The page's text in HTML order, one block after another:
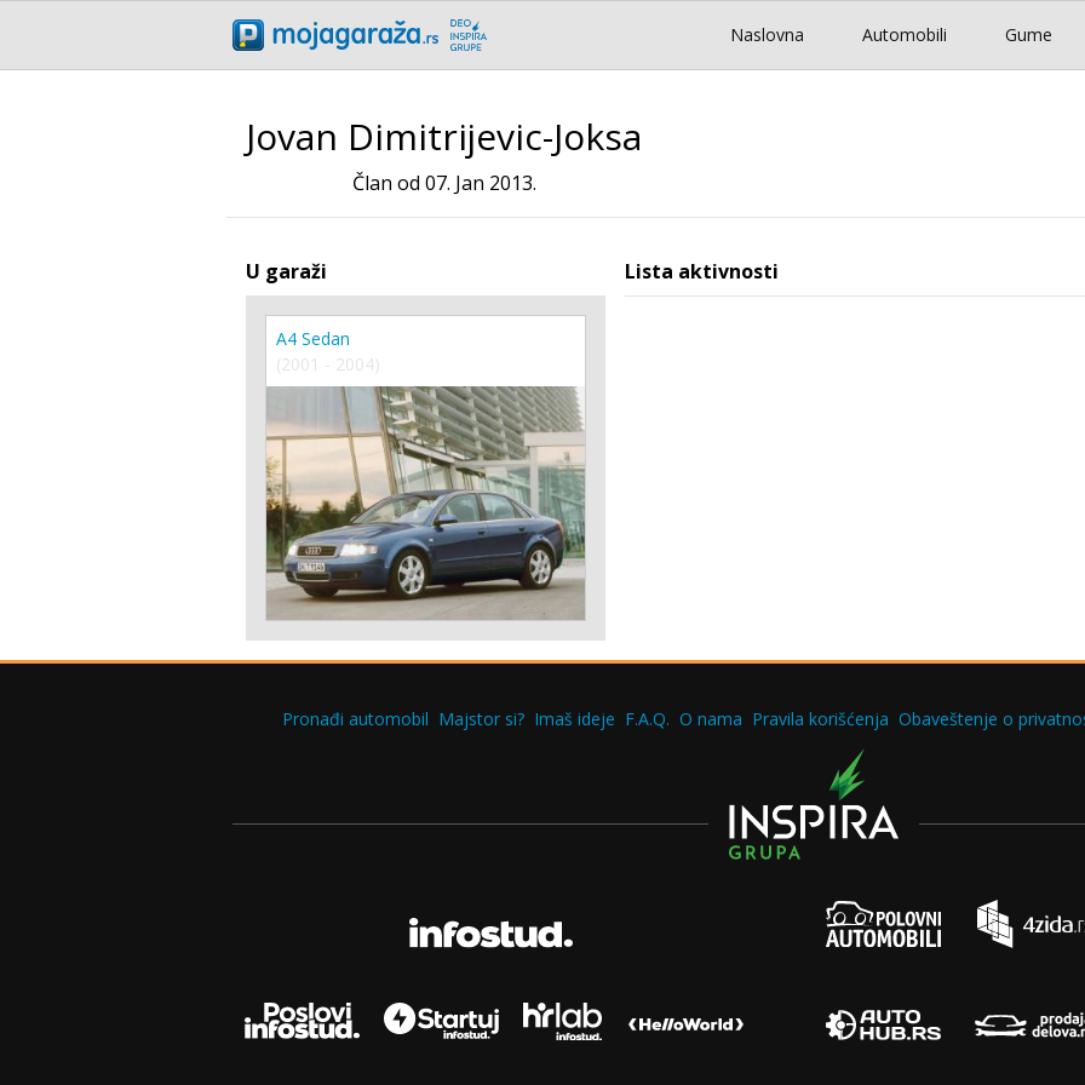
Naslovna Automobili Gume
Jovan Dimitrijevic-Joksa
Član od 07. Jan 2013.
U garaži
A4 Sedan
(2001 - 2004)
Lista aktivnosti
Pronađi automobil Majstor si? Imaš ideje F.A.Q. O nama Pravila korišćenja Obaveštenje o